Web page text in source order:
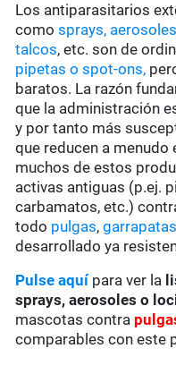
Los antiparasitarios
comosprays,
talcos, etc. son de
pipetas o spot-ons,
baratos. La razón
que la administración
y por tanto más
que reducen a menudo
muchos de estos
activas antiguas (p.ej.
carbamatos, etc.)
todo pulgas,garrapatas
desarrollado ya
Pulse aquípara ver la
sprays, aerosoles o
mascotas contra
comparables con este